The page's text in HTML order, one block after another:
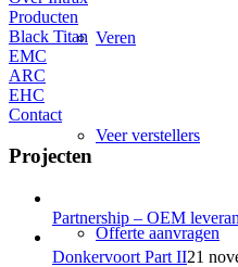
Veren
Veer verstellers
Offerte aanvragen
Producten
Black Titan
EMC
ARC
EHC
Contact
Projecten
Partnership – OEM
Donkervoort Part II21